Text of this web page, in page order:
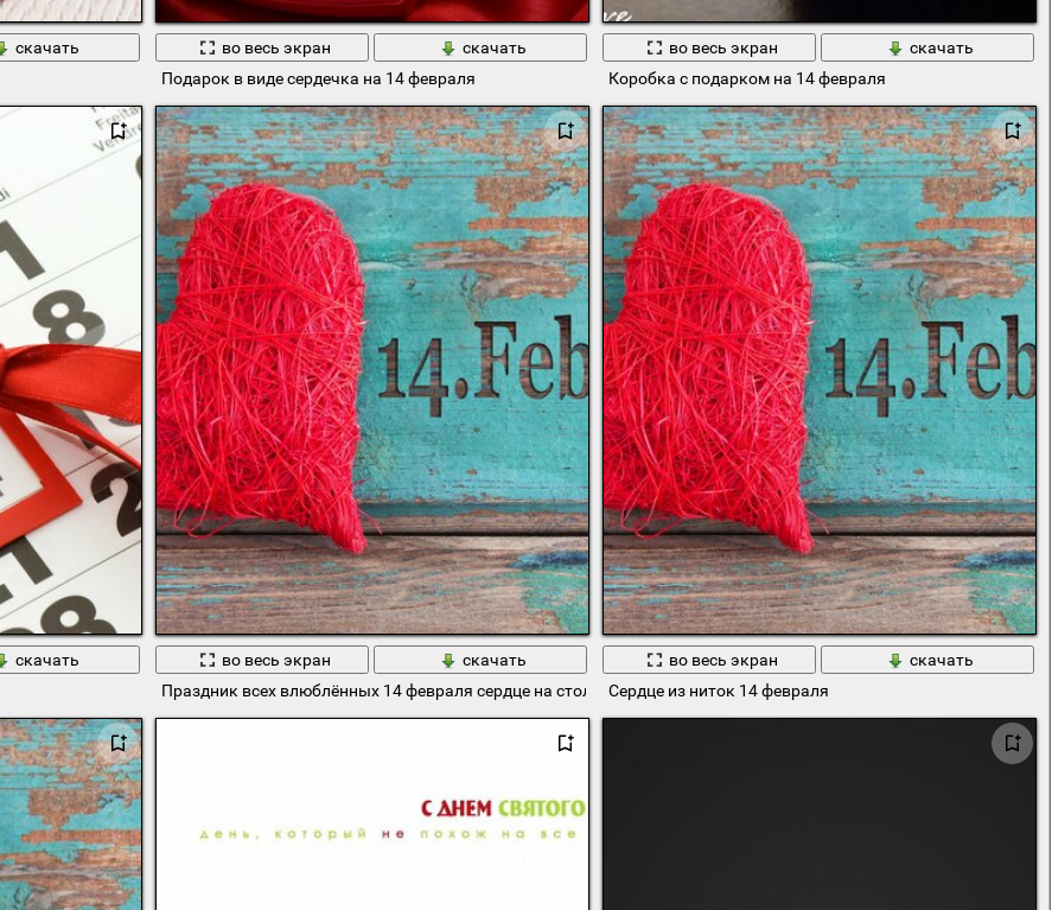
скачать
во весь экран
скачать
Подарок в виде сердечка на 14 февраля
во весь экран
скачать
Коробка с подарком на 14 февраля
скачать
во весь экран
скачать
Праздник всех влюблённых 14 февраля сердце на столе
во весь экран
скачать
Сердце из ниток 14 февраля